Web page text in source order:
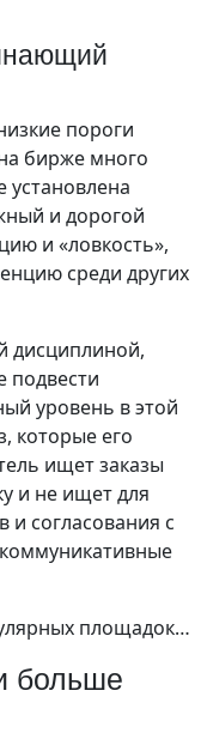
пороги
бирже много
установлена
и дорогой
и «ловкость»,
среди других
дисциплиной,
подвести
уровень в этой
которые его
ищет заказы
и не ищет для
и согласования с
площадок…
больше